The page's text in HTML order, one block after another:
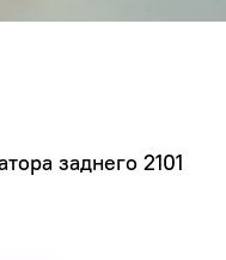
заднего 2101